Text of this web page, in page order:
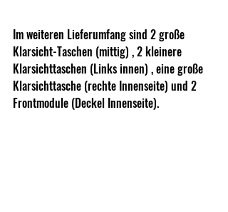
Im weiteren Lieferumfang sind 2 große
Klarsicht-Taschen (mittig) , 2 kleinere
Klarsichttaschen (Links innen) , eine große
Klarsichttasche (rechte Innenseite) und 2
Frontmodule (Deckel Innenseite).